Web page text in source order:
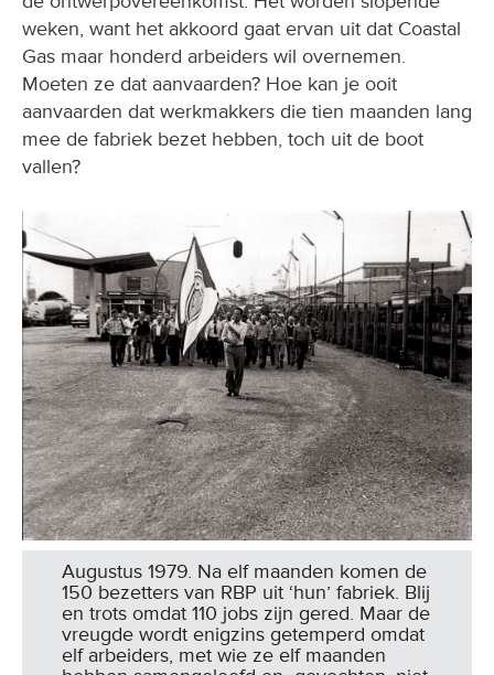
Gas maar honderd arbeiders wil overnemen.
Moeten ze dat aanvaarden? Hoe kan je ooit
aanvaarden dat werkmakkers die tien maanden lang
mee de fabriek bezet hebben, toch uit de boot
vallen?
Augustus 1979. Na elf maanden komen de
150 bezetters van RBP uit ‘hun’ fabriek. Blij
en trots omdat 110 jobs zijn gered. Maar de
vreugde wordt enigzins getemperd omdat
elf arbeiders, met wie ze elf maanden
hebben samengeleefd en -gevochten, niet
opnieuw aan de slag kunnen. (Foto archief